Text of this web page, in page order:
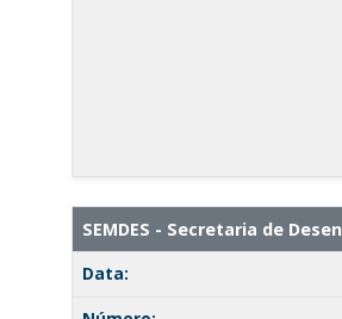
SEMDES - Secretaria de
Data: